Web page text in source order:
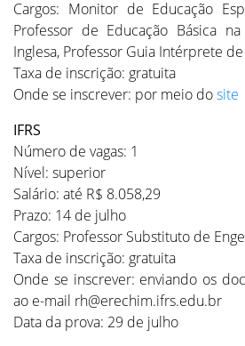
Cargos: Monitor de Educação
Professor de Educação Básica
Inglesa, Professor Guia Intérprete
Taxa de inscrição: gratuita
Onde se inscrever: por meio dosite
IFRS
Número de vagas: 1
Nível: superior
Salário: até R$ 8.058,29
Prazo: 14 de julho
Cargos: Professor Substituto de
Taxa de inscrição: gratuita
Onde se inscrever: enviando os
ao e-mail rh@erechim.ifrs.edu.br
Data da prova: 29 de julho